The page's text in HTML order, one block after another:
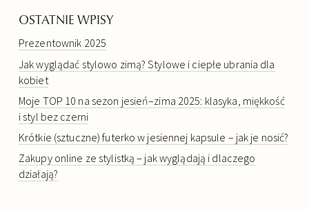
OSTATNIE WPISY
Prezentownik 2025
Jak wyglądać stylowo zimą? Stylowe i ciepłe ubrania dla
kobiet
Moje TOP 10 na sezon jesień–zima 2025: klasyka, miękkość
i styl bez czerni
Krótkie (sztuczne) futerko w jesiennej kapsule – jak je nosić?
Zakupy online ze stylistką – jak wyglądają i dlaczego
działają?